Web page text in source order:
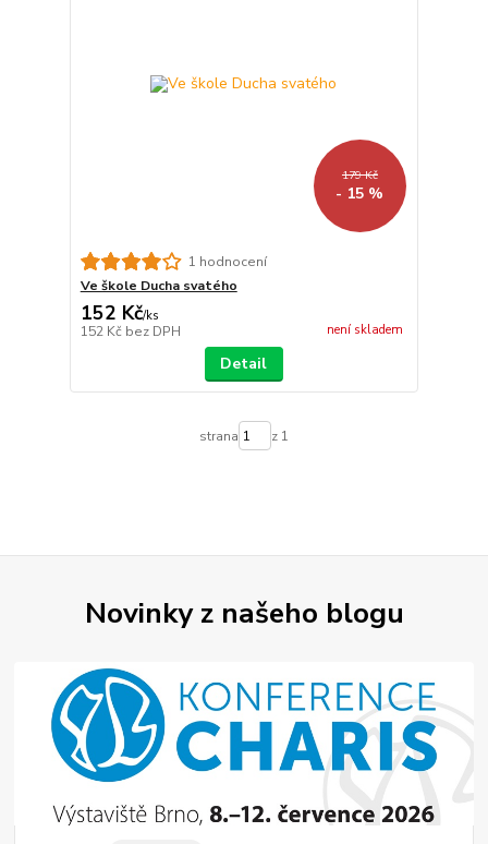
179 Kč
- 15 %
1 hodnocení
Ve škole Ducha svatého
152 Kč/ks
152 Kč bez DPH není skladem
Detail
strana z 1
Novinky z našeho blogu